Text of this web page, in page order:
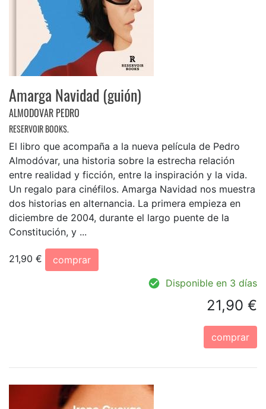
Amarga Navidad (guión)
ALMODOVAR PEDRO
RESERVOIR BOOKS.
El libro que acompaña a la nueva película de Pedro
Almodóvar, una historia sobre la estrecha relación
entre realidad y ficción, entre la inspiración y la vida.
Un regalo para cinéfilos. Amarga Navidad nos muestra
dos historias en alternancia. La primera empieza en
diciembre de 2004, durante el largo puente de la
Constitución, y ...
21,90 €
comprar
Disponible en 3 días
21,90 €
comprar